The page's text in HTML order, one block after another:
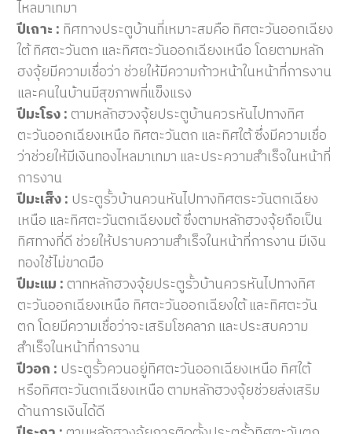
ไหลมาเทมา
ปีเถาะ : ทิศทางประตูบ้านที่เหมาะสมคือ ทิศตะวันออกเฉียง
ใต้ ทิศตะวันตก และทิศตะวันออกเฉียงเหนือ โดยตามหลัก
ฮงจุ้ยมีความเชื่อว่า ช่วยให้มีความก้าวหน้าในหน้าที่การงาน
และคนในบ้านมีสุขภาพที่แข็งแรง
ปีมะโรง : ตามหลักฮวงจุ้ยประตูบ้านควรหันไปทางทิศ
ตะวันออกเฉียงเหนือ ทิศตะวันตก และทิศใต้ ซึ่งมีความเชื่อ
ว่าช่วยให้มีเงินทองไหลมาเทมา และประความสำเร็จในหน้าที่
การงาน
ปีมะเส็ง : ประตูรั้วบ้านควนหันไปทางทิศตระวันตกเฉียง
เหนือ และทิศตะวันตกเฉียงมต้ ซึ่งตามหลักฮวงจุ้ยถือเป็น
ทิศทางที่ดี ช่วยให้ปราบความสำเร็จในหน้าที่การงาน มีเงิน
ทองใช้ไม่ขาดมือ
ปีมะแม : ตาทหลักฮวงจุ้ยประตูรั้วบ้านควรหันไปทางทิศ
ตะวันออกเฉียงเหนือ ทิศตะวันออกเฉียงใต้ และทิศตะวัน
ตก โดยมีความเชื่อว่าจะเสริมโชคลาภ และประสบความ
สำเร็จในหน้าที่การงาน
ปีวอก : ประตูรั้วควนอยู่ทิศตะวันออกเฉียงเหนือ ทิศใต้
หรือทิศตะวันตกเฉียงเหนือ ตามหลักฮวงจุ้ยช่วยส่งเสริม
ด้านการเงินได้ดี